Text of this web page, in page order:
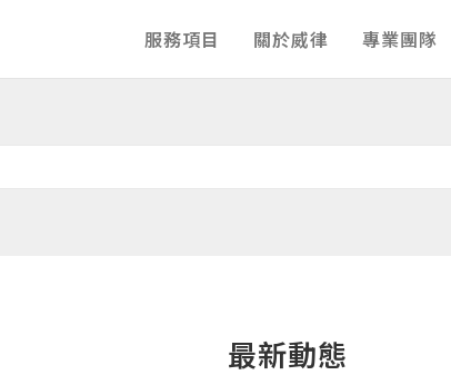
服務項目 關於威律 專業團隊
最新動態